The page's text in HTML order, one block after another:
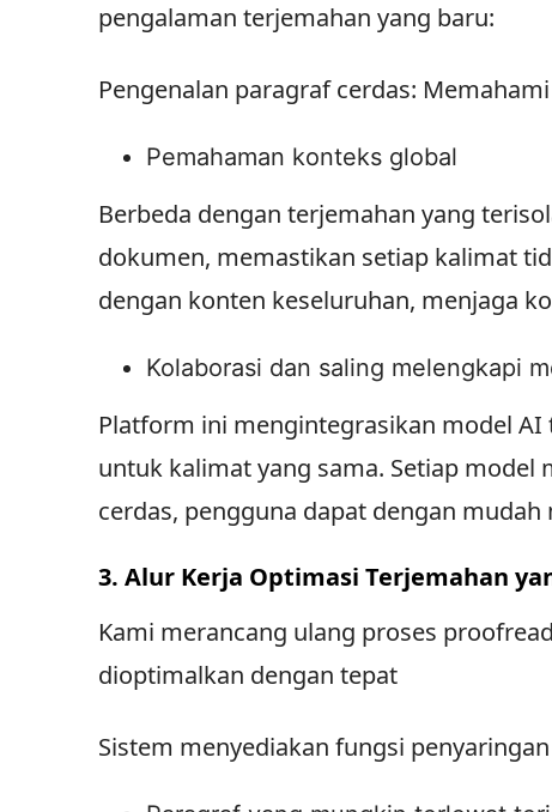
pengalaman terjemahan yang baru:
Pengenalan paragraf cerdas:
Pemahaman konteks global
Berbeda dengan terjemahan yang
dokumen, memastikan setiap kalimat
dengan konten keseluruhan, menjaga
Kolaborasi dan saling melengkapi
Platform ini mengintegrasikan model AI
untuk kalimat yang sama. Setiap
cerdas, pengguna dapat dengan
3. Alur Kerja Optimasi Terjemahan
Kami merancang ulang proses
dioptimalkan dengan tepat
Sistem menyediakan fungsi